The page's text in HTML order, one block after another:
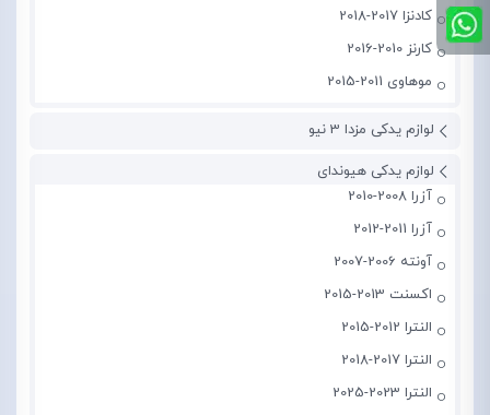
کادنزا 2017-2018
کارنز 2010-2016
موهاوی 2011-2015
لوازم یدکی مزدا 3 نیو
لوازم یدکی هیوندای
آزرا 2008-2010
آزرا 2011-2012
آونته 2006-2007
اکسنت 2013-2015
النترا 2012-2015
النترا 2017-2018
النترا 2023-2025